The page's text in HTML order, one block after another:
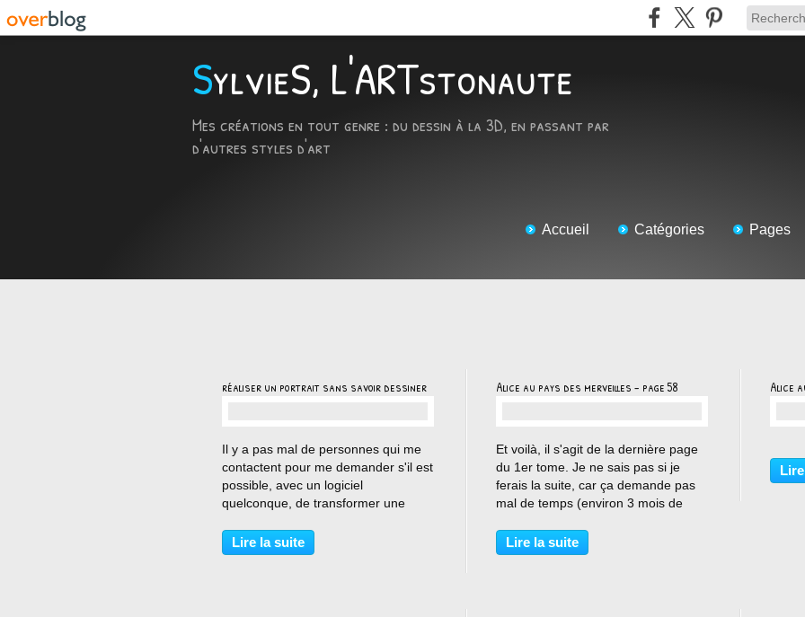
SylvieS, L'ARTstonaute
Mes créations en tout genre : du dessin à la 3D, en passant par
d'autres styles d'art
Accueil Catégories Pages
réaliser un portrait sans savoir dessiner
Il y a pas mal de personnes qui me
contactent pour me demander s'il est
possible, avec un logiciel
quelconque, de transformer une
dessiner. Il est certain que pour
réaliser un dessin correcte à partir
Lire la suite
Alice au pays des merveilles - page 58
Et voilà, il s'agit de la dernière page
du 1er tome. Je ne sais pas si je
ferais la suite, car ça demande pas
mal de temps (environ 3 mois de
livre il devrait y avoir 2 autres tomes,
donc à voir... Je suis en vacances,...
Lire la suite
Alice